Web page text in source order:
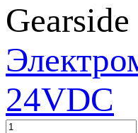
Gearside
24VDC